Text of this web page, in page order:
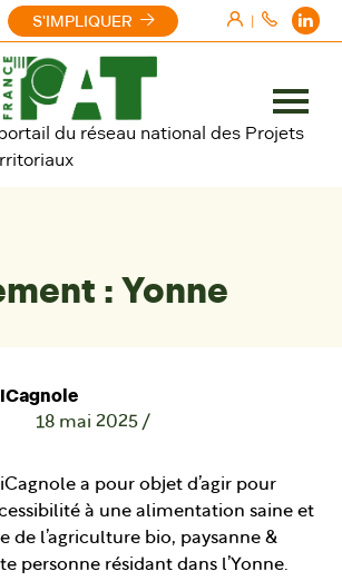
|
du réseau national des Projets
S'IMPLIQUER
Ouvrir
le
: Yonne
18 mai 2025 /
a pour objet d’agir pour
à une alimentation saine et
de l’agriculture bio, paysanne &
personne résidant dans l’Yonne.